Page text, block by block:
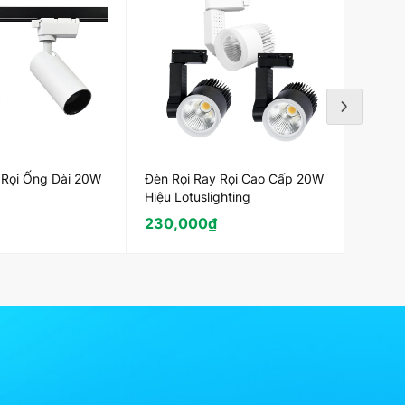
bóng đèn rọi để chiếu nhiều điểm, nhiều vị trí
Ống Dài 20W
Đèn Rọi Ray Rọi Cao Cấp 20W
Hiệu Lotuslighting
230,000₫